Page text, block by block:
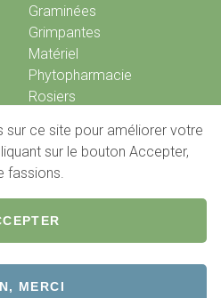
Graminées
Grimpantes
Matériel
Phytopharmacie
Rosiers
sur ce site pour améliorer votre
sur le bouton Accepter,
fassions.
MERCI